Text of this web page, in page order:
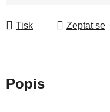
Tisk Zeptat se
Popis